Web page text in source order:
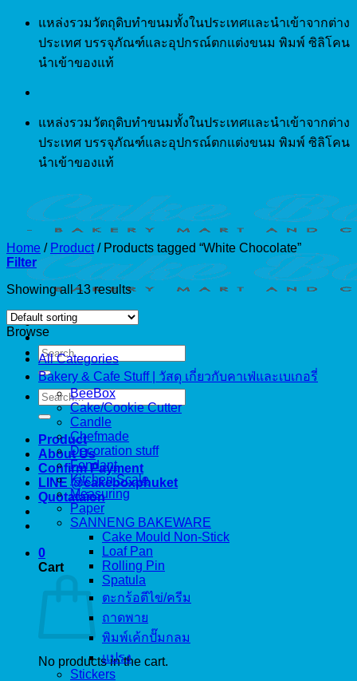
Skip
content
แหล่งรวมวัตถุดิบทำขนมทั้งในประเทศและนำเข้าจากต่าง
ประเทศ บรรจุภัณฑ์และอุปกรณ์ตกแต่งขนม พิมพ์ ซิลิโคน
นำเข้าของแท้
แหล่งรวมวัตถุดิบทำขนมทั้งในประเทศและนำเข้าจากต่าง
ประเทศ บรรจุภัณฑ์และอุปกรณ์ตกแต่งขนม พิมพ์ ซิลิโคน
นำเข้าของแท้
Search
for:
Search
for:
Product
About Us
Confirm Payment
LINE @cakeboxphuket
Quotataion
0
Cart
No products in the cart.
Home / Product /Products tagged “White Chocolate”
Filter
Showing all 13 results
Browse
All Categories
Bakery & Cafe Stuff | วัสดุ เกี่ยวกับคาเฟ่และเบเกอรี่
BeeBox
Cake/Cookie Cutter
Candle
Chefmade
Decoration stuff
Fondant
Kitchen Scale
Measuring
Paper
SANNENG BAKEWARE
Cake Mould Non-Stick
Loaf Pan
Rolling Pin
Spatula
ตะกร้อตีไข่/ครีม
ถาดพาย
พิมพ์เค้กปั๊มกลม
แปรง
Stickers